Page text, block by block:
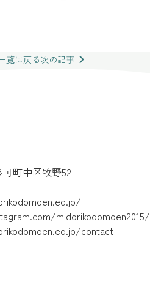
覧に戻る次の記事
可町中区牧野52
midorikodomoen2015/
contact